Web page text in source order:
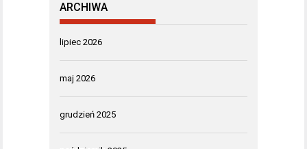
ARCHIWA
lipiec 2026
maj 2026
grudzień 2025